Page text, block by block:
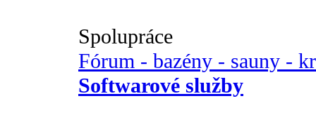
Spolupráce
Fórum - bazény - sauny -
Softwarové služby